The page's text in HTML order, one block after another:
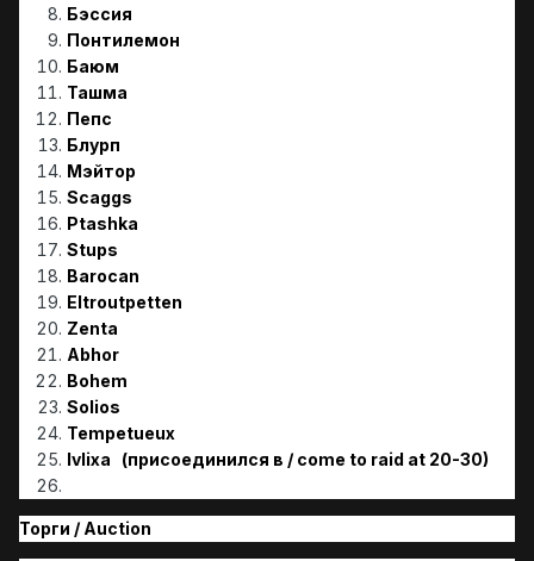
Бэссия
Понтилемон
Баюм
Ташма
Пепс
Блурп
Мэйтор
Scaggs
Ptashka
Stups
Barocan
Eltroutpetten
Zenta
Abhor
Bohem
Solios
Tempetueux
Ivlixa
(присоединился в / come to raid at 20-30)
Торги / Аuction